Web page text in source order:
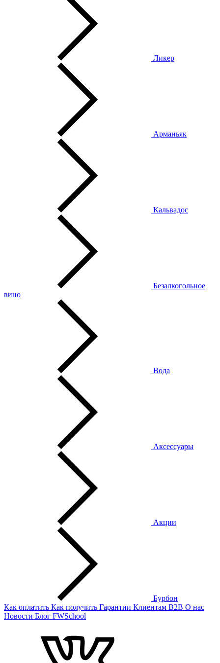
Ликер
Арманьяк
Кальвадос
Безалкогольное
вино
Вода
Аксессуары
Акции
Бурбон
Как оплатить Как получить Гарантии Клиентам B2B О нас
Новости Блог FWSchool